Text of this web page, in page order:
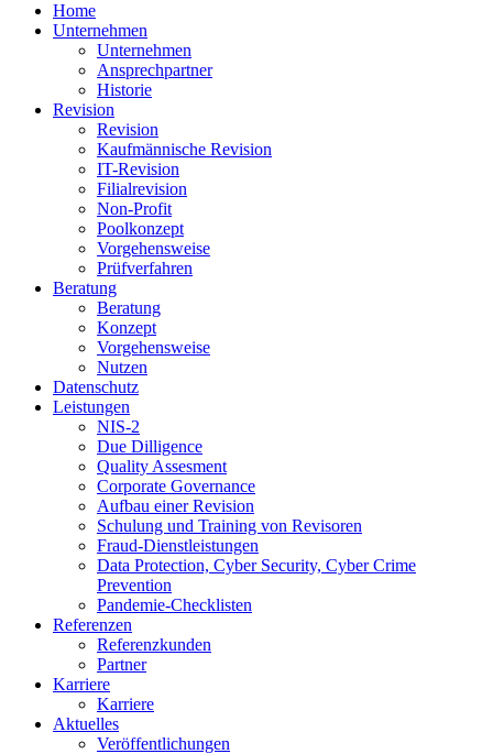
Home
Unternehmen
Unternehmen
Ansprechpartner
Historie
Revision
Revision
Kaufmännische Revision
IT-Revision
Filialrevision
Non-Profit
Poolkonzept
Vorgehensweise
Prüfverfahren
Beratung
Beratung
Konzept
Vorgehensweise
Nutzen
Datenschutz
Leistungen
NIS-2
Due Dilligence
Quality Assesment
Corporate Governance
Aufbau einer Revision
Schulung und Training von Revisoren
Fraud-Dienstleistungen
Data Protection, Cyber Security, Cyber Crime
Prevention
Pandemie-Checklisten
Referenzen
Referenzkunden
Partner
Karriere
Karriere
Aktuelles
Veröffentlichungen